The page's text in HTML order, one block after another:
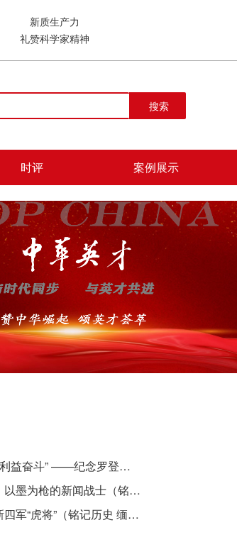
新质生产力
礼赞科学家精神
搜索
时评 案例展示
​ “始终要为无产阶级利益奋斗” ——纪念罗登贤同志诞辰120周年
李竹如：以笔为刃、以墨为枪的新闻战士（铭记历史 缅怀先烈·抗日英雄）
吴焜：威震日寇的新四军“虎将”（铭记历史 缅怀先烈·抗日英雄）